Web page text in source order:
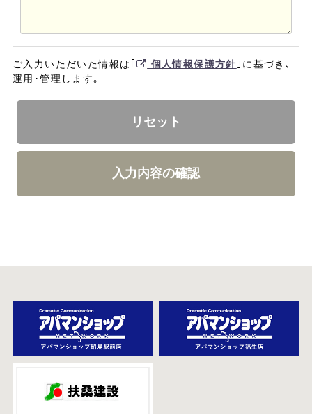
ご入力いただいた情報は｢ 個人情報保護方針 ｣に基づき､
運用･管理します｡